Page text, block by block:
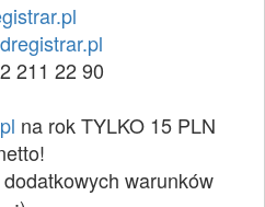
211 22 90
na rok TYLKO 15 PLN
warunków